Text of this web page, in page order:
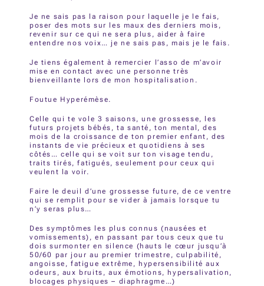
Je ne sais pas la raison pour laquelle je le fais,
poser des mots sur les maux des derniers mois,
revenir sur ce qui ne sera plus, aider à faire
entendre nos voix… je ne sais pas, mais je le fais.
Je tiens également à remercier l’asso de m’avoir
mise en contact avec une personne très
bienveillante lors de mon hospitalisation.
Foutue Hyperémèse.
Celle qui te vole 3 saisons, une grossesse, les
futurs projets bébés, ta santé, ton mental, des
mois de la croissance de ton premier enfant, des
instants de vie précieux et quotidiens à ses
côtés… celle qui se voit sur ton visage tendu,
traits tirés, fatigués, seulement pour ceux qui
veulent la voir.
Faire le deuil d’une grossesse future, de ce ventre
qui se remplit pour se vider à jamais lorsque tu
n’y seras plus…
Des symptômes les plus connus (nausées et
vomissements), en passant par tous ceux que tu
dois surmonter en silence (hauts le cœur jusqu’à
50/60 par jour au premier trimestre, culpabilité,
angoisse, fatigue extrême, hypersensibilité aux
odeurs, aux bruits, aux émotions, hypersalivation,
blocages physiques – diaphragme…)